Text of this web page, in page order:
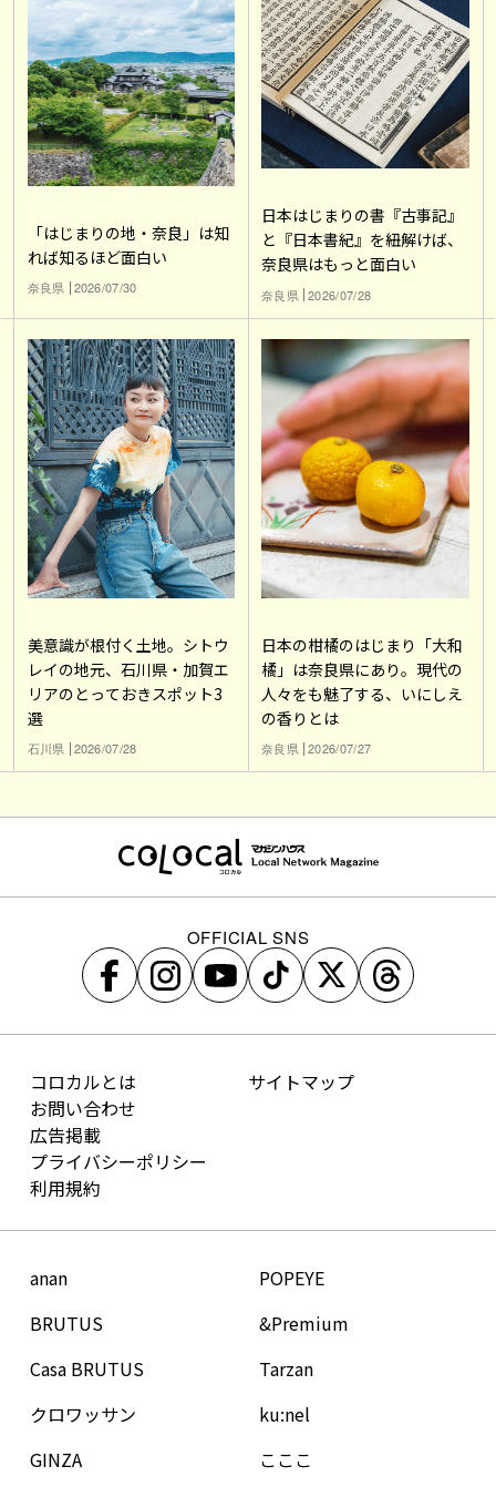
「はじまりの地・奈良」は知
れば知るほど面白い
奈良県 2026/07/30
日本はじまりの書『古事記』
と『日本書紀』を紐解けば、
奈良県はもっと面白い
奈良県 2026/07/28
美意識が根付く土地。シトウ
レイの地元、石川県・加賀エ
リアのとっておきスポット3
選
石川県 2026/07/28
日本の柑橘のはじまり「大和
橘」は奈良県にあり。現代の
人々をも魅了する、いにしえ
の香りとは
奈良県 2026/07/27
OFFICIAL SNS
コロカルとは
お問い合わせ
広告掲載
プライバシーポリシー
利用規約
サイトマップ
anan
BRUTUS
Casa BRUTUS
クロワッサン
GINZA
POPEYE
&Premium
Tarzan
ku:nel
こここ